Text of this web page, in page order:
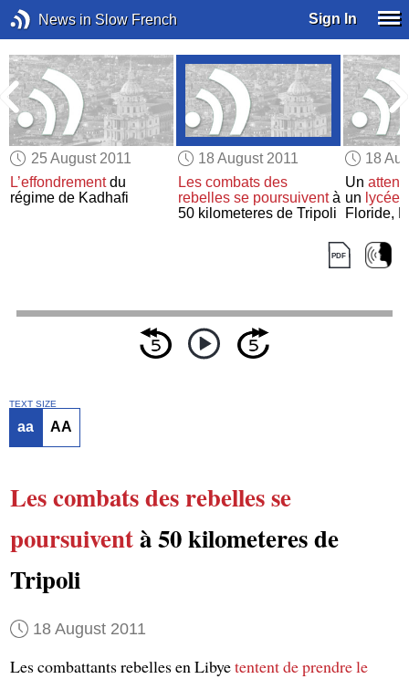
News in Slow French Sign In
25 August 2011
L’effondrementdu
régime de Kadhafi
18 August 2011
Les combats des
rebelles se poursuiventà
50 kilometeres de Tripoli
18
Un
un lycée
Floride,
TEXT SIZE
aa AA
Les combats des rebellesse
poursuiventà 50 kilometeres de
Tripoli
18 August 2011
Les combattants rebelles en Libyetentent de prendre le